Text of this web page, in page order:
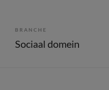
BRANCHE
Sociaal domein